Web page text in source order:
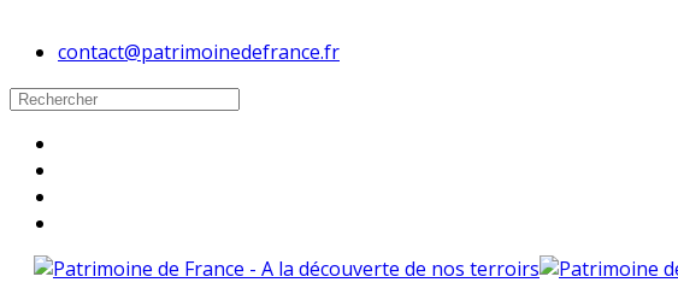
contact@patrimoinedefrance.fr